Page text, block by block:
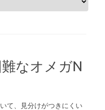
なオメガN
て、見分けがつきにくい